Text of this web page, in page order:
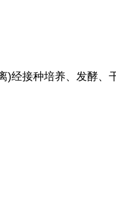
)经接种培养、发酵、